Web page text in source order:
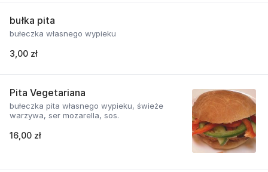
bułka pita
bułeczka własnego wypieku
3,00 zł
Pita Vegetariana
bułeczka pita własnego wypieku, świeże
warzywa, ser mozarella, sos.
16,00 zł